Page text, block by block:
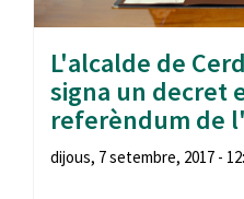
L'alcalde de
signa un decret
referèndum de
dijous, 7 setembre, 2017 -